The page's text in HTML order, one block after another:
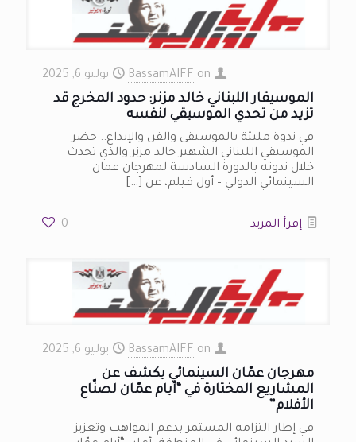
BassamAIFF on يوليو 6, 2025
الموسيقار اللبناني خالد مزنر: حدود المخرج قد
تزيد من تحدي الموسيقي لنفسه
في ندوة مليئة بالموسيقى والفن والإبداع.. حضر
الموسيقي اللبناني الشهير خالد مزنر والذي تحدث
خلال ندوته بالدورة السادسة لمهرجان عمان
السينمائي الدولي – أول فيلم، عن […]
0 إقرأ المزيد
BassamAIFF on يوليو 6, 2025
مهرجان عمّان السينمائي يكشف عن
المشاريع المختارة في “أيام عمّان لصنّاع
الأفلام”
في إطار التزامه المستمر بدعم المواهب وتعزيز